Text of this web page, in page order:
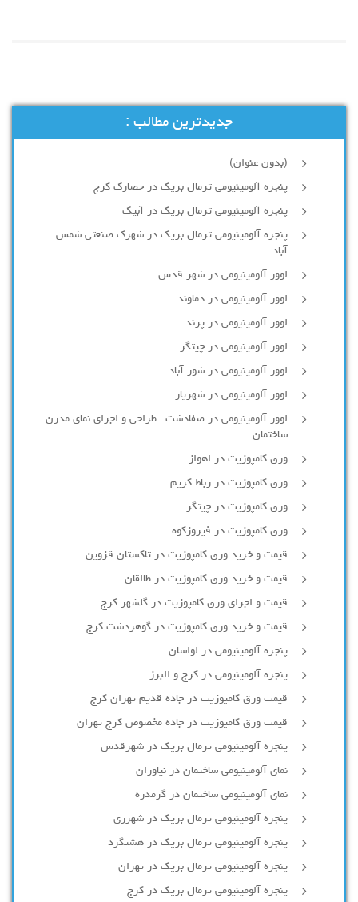
جدیدترین مطالب :
(بدون عنوان)
پنجره آلومینیومی ترمال بریک در حصارک کرج
پنجره آلومینیومی ترمال بریک در آبیک
پنجره آلومینیومی ترمال بریک در شهرک صنعتی شمس
آباد
لوور آلومینیومی در شهر قدس
لوور آلومینیومی در دماوند
لوور آلومینیومی در پرند
لوور آلومینیومی در چیتگر
لوور آلومینیومی در شور آباد
لوور آلومينيومي در شهريار
لوور آلومینیومی در صفادشت | طراحی و اجرای نمای مدرن
ساختمان
ورق کامپوزیت در اهواز
ورق کامپوزیت در رباط کریم
ورق کامپوزیت در چیتگر
ورق کامپوزیت در فیروزکوه
قیمت و خرید ورق کامپوزیت در تاکستان قزوین
قیمت و خرید ورق کامپوزیت در طالقان
قیمت و اجرای ورق کامپوزیت در گلشهر کرج
قیمت و خرید ورق کامپوزیت در گوهردشت کرج
پنجره آلومینیومی در لواسان
پنجره آلومینیومی در کرج و البرز
قیمت ورق کامپوزیت در جاده قدیم تهران کرج
قیمت ورق کامپوزیت در جاده مخصوص کرج تهران
پنجره آلومینیومی ترمال بریک در شهرقدس
نمای آلومینیومی ساختمان در نیاوران
نمای آلومینیومی ساختمان در گرمدره
پنجره آلومینیومی ترمال بریک در شهرری
پنجره آلومینیومی ترمال بریک در هشتگرد
پنجره آلومینیومی ترمال بریک در تهران
پنجره آلومینیومی ترمال بریک در کرج